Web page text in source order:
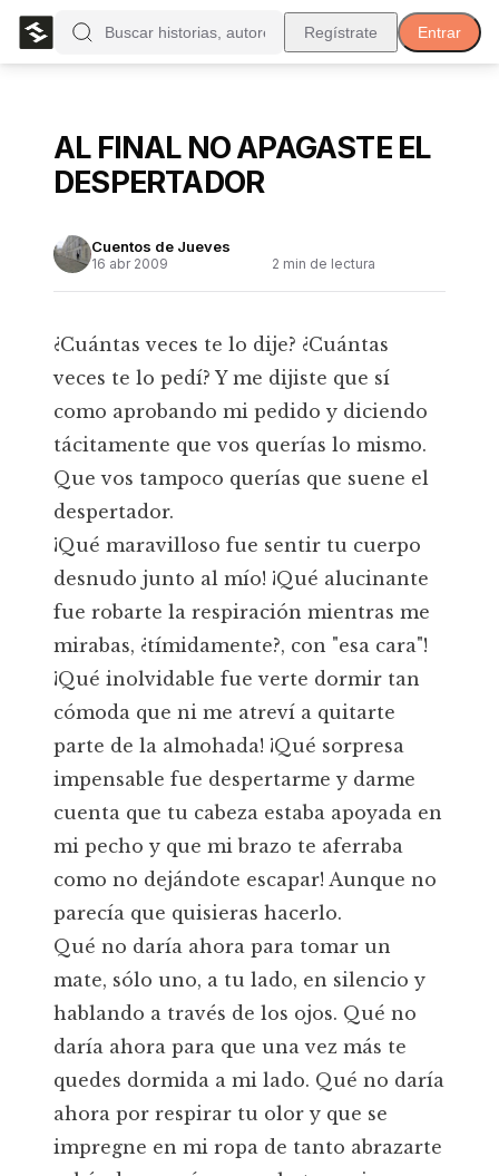
Regístrate Entrar
AL FINAL NO APAGASTE EL
DESPERTADOR
Cuentos de Jueves
16 abr 2009 2 min de lectura
¿Cuántas veces te lo dije? ¿Cuántas
veces te lo pedí? Y me dijiste que sí
como aprobando mi pedido y diciendo
tácitamente que vos querías lo mismo.
Que vos tampoco querías que suene el
despertador.
¡Qué maravilloso fue sentir tu cuerpo
desnudo junto al mío! ¡Qué alucinante
fue robarte la respiración mientras me
mirabas, ¿tímidamente?, con "esa cara"!
¡Qué inolvidable fue verte dormir tan
cómoda que ni me atreví a quitarte
parte de la almohada! ¡Qué sorpresa
impensable fue despertarme y darme
cuenta que tu cabeza estaba apoyada en
mi pecho y que mi brazo te aferraba
como no dejándote escapar! Aunque no
parecía que quisieras hacerlo.
Qué no daría ahora para tomar un
mate, sólo uno, a tu lado, en silencio y
hablando a través de los ojos. Qué no
daría ahora para que una vez más te
quedes dormida a mi lado. Qué no daría
ahora por respirar tu olor y que se
impregne en mi ropa de tanto abrazarte